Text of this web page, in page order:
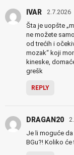
IVAR 2.7.2026
Šta je uopšte
ne možete
od trećih i
mozak“ koji
kineske,
grešk
REPLY
DRAGAN20
Je li moguće
BGu?! Koliko